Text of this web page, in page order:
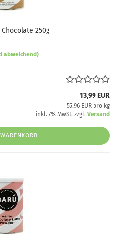
250g
abweichend)
13,99 EUR
55,96 EUR pro kg
inkl. 7% MwSt. zzgl. Versand